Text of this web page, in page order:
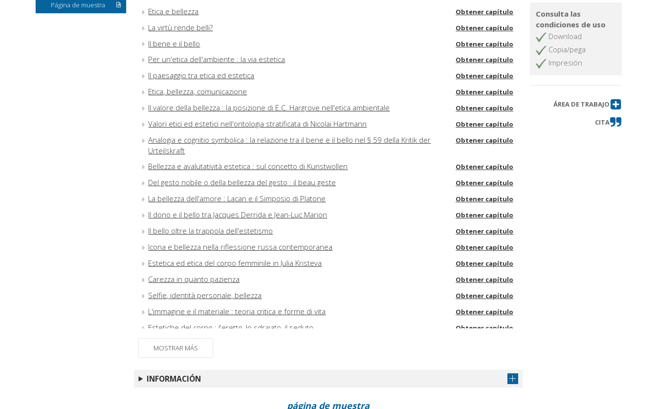
Página de muestra
Etica e bellezza Obtener capítulo
La virtù rende belli? Obtener capítulo
Il bene e il bello Obtener capítulo
Per un'etica dell'ambiente : la via estetica Obtener capítulo
Il paesaggio tra etica ed estetica Obtener capítulo
Etica, bellezza, comunicazione Obtener capítulo
Il valore della bellezza : la posizione di E.C. Hargrove nell'etica ambientale Obtener capítulo
Valori etici ed estetici nell'ontologia stratificata di Nicolai Hartmann Obtener capítulo
Analogia e cognitio symbolica : la relazione tra il bene e il bello nel § 59 della Kritik der
Urteilskraft
Obtener capítulo
Bellezza e avalutatività estetica : sul concetto di Kunstwollen Obtener capítulo
Del gesto nobile o della bellezza del gesto : il beau geste Obtener capítulo
La bellezza dell'amore : Lacan e il Simposio di Platone Obtener capítulo
Il dono e il bello tra Jacques Derrida e Jean-Luc Marion Obtener capítulo
Il bello oltre la trappola dell'estetismo Obtener capítulo
Icona e bellezza nella riflessione russa contemporanea Obtener capítulo
Estetica ed etica del corpo femminile in Julia Kristeva Obtener capítulo
Carezza in quanto pazienza Obtener capítulo
Selfie, identità personale, bellezza Obtener capítulo
L'immagine e il materiale : teoria critica e forme di vita Obtener capítulo
Estetiche del corpo : l'eretto, lo sdraiato, il seduto Obtener capítulo
Nuovi media e bellezza : la narrazione estetica del sé tra potenziamento e falsificazione
L'organo della bellezza morale : tra ammirazione e vie emozionali negative
Tutto è compiuto : estetica della compiutezza, pratiche di parzialità Obtener capítulo
MOSTRAR MÁS
INFORMACIÓN
Consulta las
condiciones de uso
Download
Copia/pega
Impresión
ÁREA DE TRABAJO
CITA
página de muestra